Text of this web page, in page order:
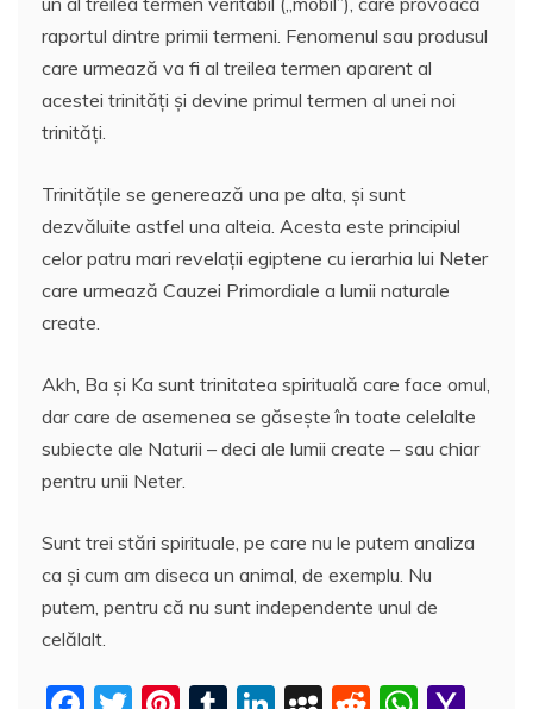
raportul dintre primii termeni. Fenomenul sau produsul
care urmează va fi al treilea termen aparent al
acestei trinităţi şi devine primul termen al unei noi
trinităţi.
Trinităţile se generează una pe alta, şi sunt
dezvăluite astfel una alteia. Acesta este principiul
celor patru mari revelaţii egiptene cu ierarhia lui Neter
care urmează Cauzei Primordiale a lumii naturale
create.
Akh, Ba şi Ka sunt trinitatea spirituală care face omul,
dar care de asemenea se găseşte în toate celelalte
subiecte ale Naturii – deci ale lumii create – sau chiar
pentru unii Neter.
Sunt trei stări spirituale, pe care nu le putem analiza
ca şi cum am diseca un animal, de exemplu. Nu
putem, pentru că nu sunt independente unul de
celălalt.